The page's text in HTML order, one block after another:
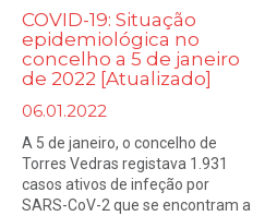
COVID-19: Situação
epidemiológica no
concelho a 5 de janeiro
de 2022 [Atualizado]
06.01.2022
A 5 de janeiro, o concelho de
Torres Vedras registava 1.931
casos ativos de infeção por
SARS-CoV-2 que se encontram a